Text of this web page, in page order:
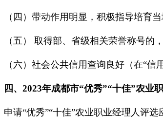
（四）带动作用明显，积极指导培育
（五） 取得部、省级相关荣誉称号的
（六）社会公共信用查询良好（在“信
四、2023年成都市“优秀”“十佳”农业
申请“优秀”“十佳”农业职业经理人评选